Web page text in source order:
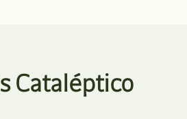
e Apoios
Cataléptico